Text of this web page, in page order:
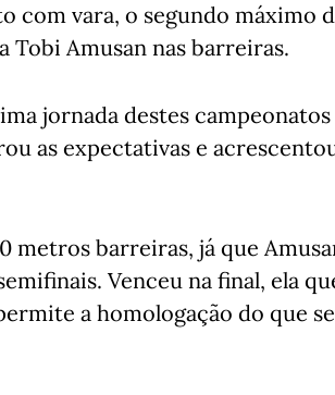
com vara, o segundo máximo
Amusan nas barreiras.
jornada destes
as expectativas e
metros barreiras, já que
Venceu na final, ela
a homologação do que